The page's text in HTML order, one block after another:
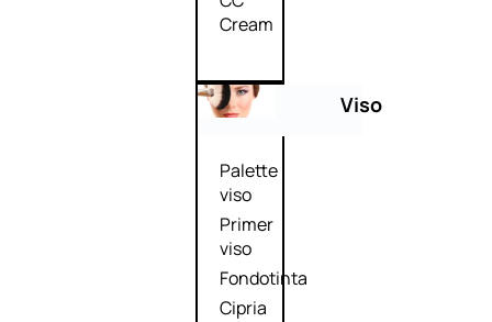
Cream
Viso
Palette
viso
Primer
viso
Fondotinta
Cipria